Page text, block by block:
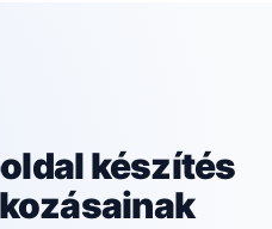
készítés